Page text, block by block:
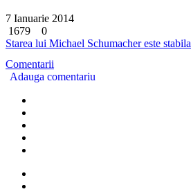
7 Ianuarie 2014
1679
0
Starea lui Michael Schumacher este stabila
Comentarii
Adauga comentariu